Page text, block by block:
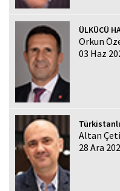
ÜLKÜCÜ
Orkun
03 Haz
Altan
28 Ara